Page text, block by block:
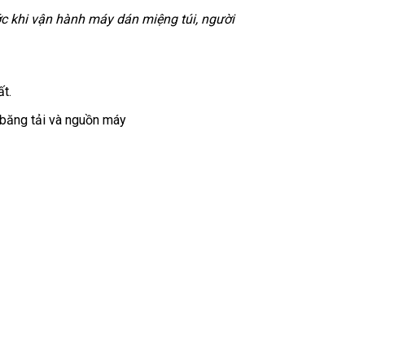
khi vận hành máy dán miệng túi, người
tải và nguồn máy